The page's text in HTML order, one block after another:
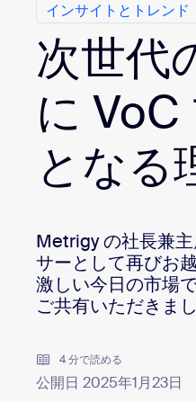
Zoom Workplace
Zoomビジネスサービス
Zoom CX
Zoom AI
アプリと連携
ダウンロードセンター
インサイトとトレンド
次世代
に
となる
Metrigy の社長兼
サーとして再びお
激しい今日の市場
ご共有いただきまし
4 分で読める
公開日 2025年1月23日